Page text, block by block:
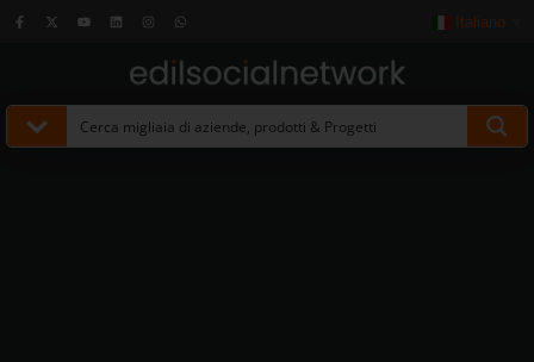
Italiano